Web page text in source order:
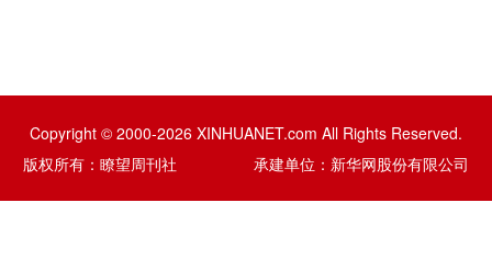
Copyright © 2000-2026 XINHUANET.com All Rights Reserved.
版权所有：瞭望周刊社 承建单位：新华网股份有限公司